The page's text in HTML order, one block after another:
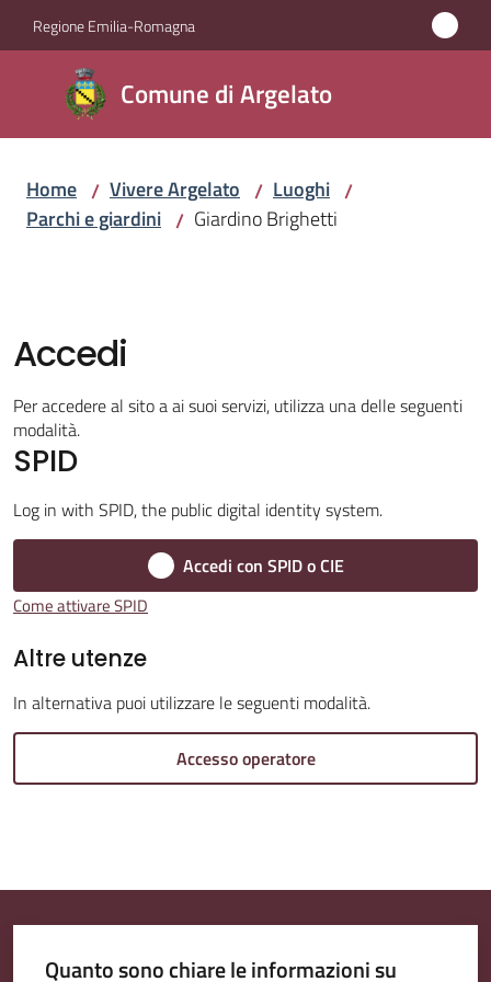
Vai al contenuto
Vai alla navigazione
Vai al footer
Regione Emilia-Romagna
Comune di Argelato
Comune
di
Argelato
Amministrazione
Servizi
Vivere
Argelato
Amministrazione
Tutti
Home / Vivere Argelato / Luoghi /
Parchi e giardini / Giardino Brighetti
Accedi
Per accedere al sito a ai suoi servizi, utilizza una delle seguenti
modalità.
SPID
Log in with SPID, the public digital identity system.
Accedi con SPID o CIE
Come attivare SPID
Altre utenze
In alternativa puoi utilizzare le seguenti modalità.
Accesso operatore
Quanto sono chiare le informazioni su